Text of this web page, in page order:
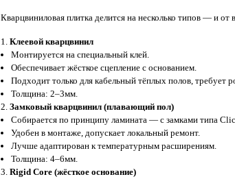
Кварцвиниловая плитка делится на несколько типов — и
Клеевой кварцвинил
Монтируется на специальный клей.
Обеспечивает жёсткое сцепление с основанием.
Подходит только для кабельный тёплых полов, требует
Толщина: 2–3мм.
Замковый кварцвинил (плавающий пол)
Собирается по принципу ламината — с замками типа
Удобен в монтаже, допускает локальный ремонт.
Лучше адаптирован к температурным расширениям.
Толщина: 4–6мм.
Rigid Core (жёсткое основание)